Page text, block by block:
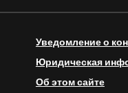
Уведомление о
Юридическая
Об этом сайте